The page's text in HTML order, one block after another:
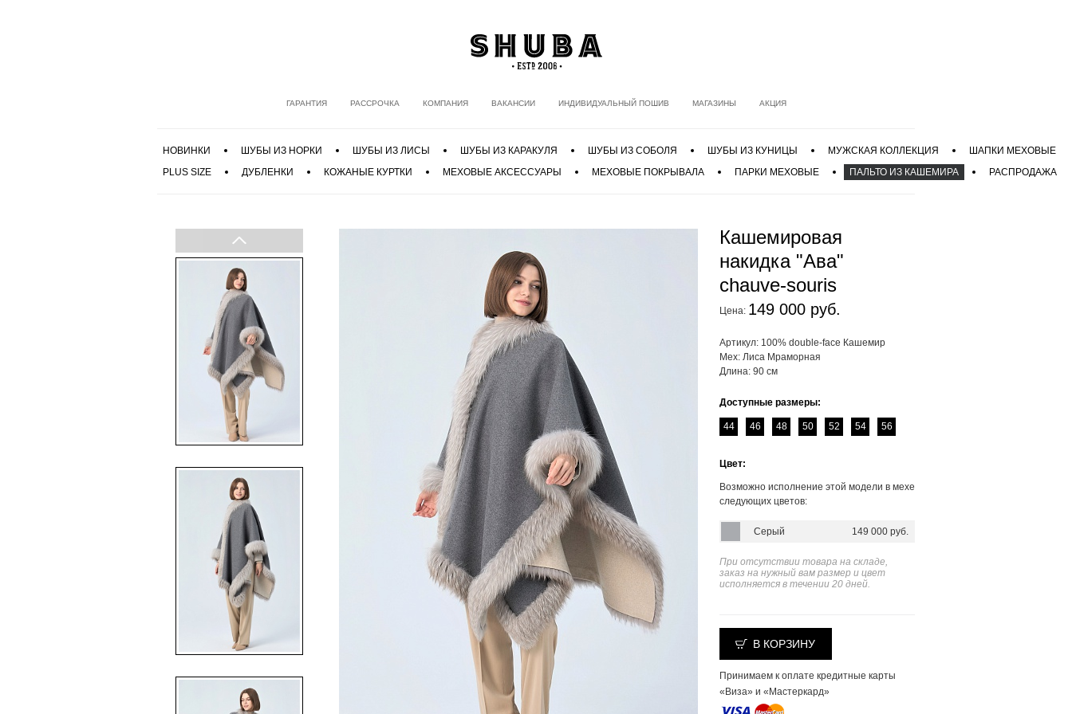
ГАРАНТИЯ РАССРОЧКА КОМПАНИЯ ВАКАНСИИ ИНДИВИДУАЛЬНЫЙ ПОШИВ МАГАЗИНЫ АКЦИЯ
НОВИНКИ ШУБЫ ИЗ НОРКИ ШУБЫ ИЗ ЛИСЫ ШУБЫ ИЗ КАРАКУЛЯ ШУБЫ ИЗ СОБОЛЯ ШУБЫ ИЗ КУНИЦЫ МУЖСКАЯ КОЛЛЕКЦИЯ
ШАПКИ МЕХОВЫЕ
PLUS SIZE
ДУБЛЕНКИ КОЖАНЫЕ КУРТКИ МЕХОВЫЕ АКСЕССУАРЫ МЕХОВЫЕ ПОКРЫВАЛА ПАРКИ МЕХОВЫЕ ПАЛЬТО ИЗ КАШЕМИРА РАСПРОДАЖА
Previous
Кашемировая
накидка "Ава"
chauve-souris
Цена: 149 000 руб.
Артикул: 100% double-face Кашемир
Мех: Лиса Мраморная
Длина: 90 см
Доступные размеры:
44 46 48 50 52 54 56
Цвет:
Возможно исполнение этой модели в мехе
следующих цветов:
Серый 149 000 руб.
При отсутствии товара на складе,
заказ на нужный вам размер и цвет
исполняется в течении 20 дней.
В КОРЗИНУ
Принимаем к оплате кредитные карты
«Виза» и «Мастеркард»